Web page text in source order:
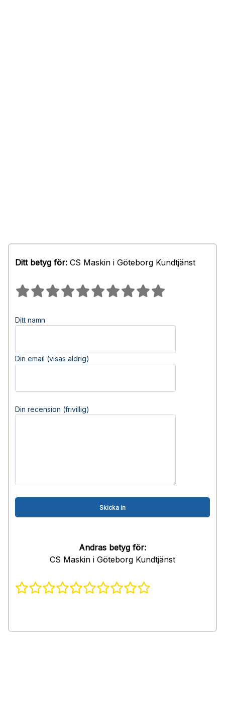
Ditt betyg för: CS Maskin i Göteborg Kundtjänst
Ditt namn
Din email (visas aldrig)
Din recension (frivillig)
Andras betyg för:
CS Maskin i Göteborg Kundtjänst